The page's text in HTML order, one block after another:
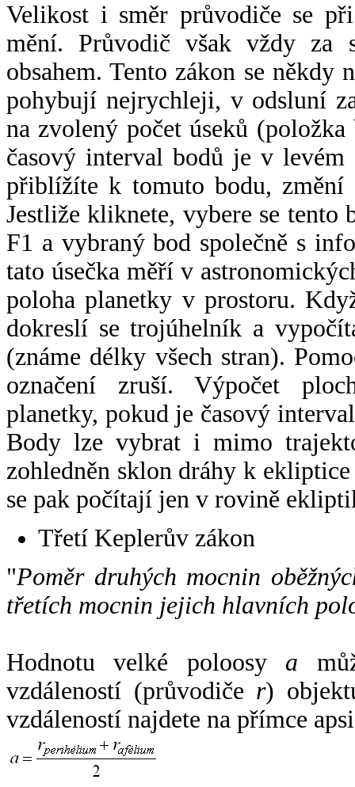
Velikost i směr průvodiče se
mění. Průvodič však vždy za
obsahem. Tento zákon se někdy
pohybují nejrychleji, v odsluní
na zvolený počet úseků
časový interval bodů je v
přiblížíte k tomuto bodu,
Jestliže kliknete, vybere se tento
F1 a vybraný bod společně s
tato úsečka měří v
poloha planetky v prostoru.
dokreslí se trojúhelník a
(známe délky všech stran).
označení zruší. Výpočet
planetky, pokud je časový
Body lze vybrat i mimo
zohledněn sklon dráhy k
se pak počítají jen v rovině
Třetí Keplerův zákon
"Poměr druhých mocnin
třetích mocnin jejich hlavních
Hodnotu velké poloosy a
vzdáleností (průvodiče r)
vzdáleností najdete na přímce